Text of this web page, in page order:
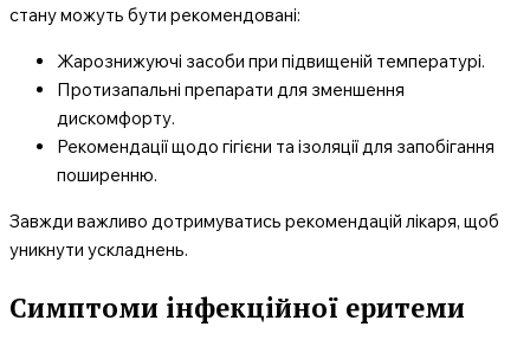
стану можуть бути рекомендовані:
Жарознижуючі засоби при підвищеній температурі.
Протизапальні препарати для зменшення
дискомфорту.
Рекомендації щодо гігієни та ізоляції для запобігання
поширенню.
Завжди важливо дотримуватись рекомендацій лікаря, щоб
уникнути ускладнень.
Симптоми інфекційної еритеми